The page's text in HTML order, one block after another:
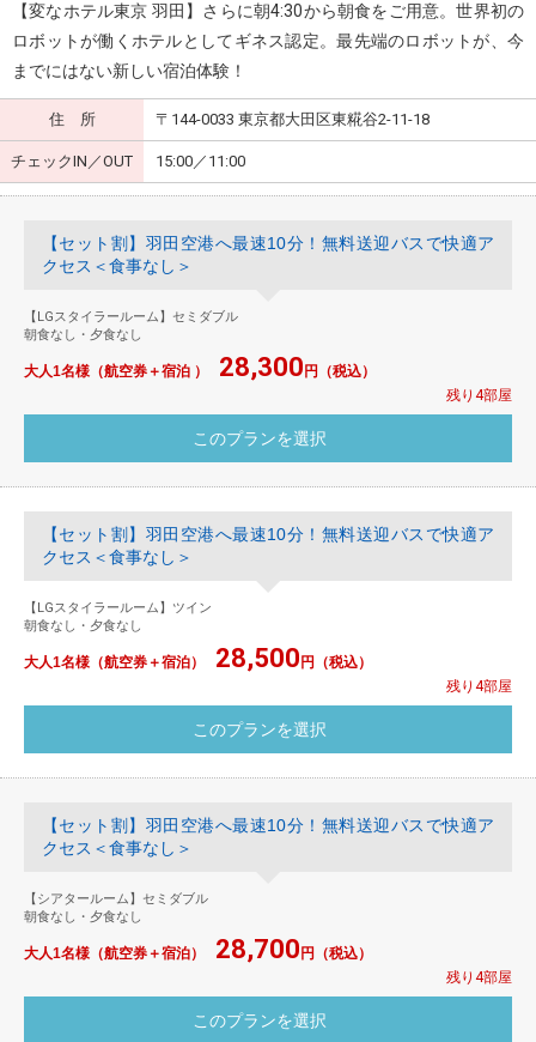
【変なホテル東京 羽田】さらに朝4:30から朝食をご用意。世界初の
ロボットが働くホテルとしてギネス認定。最先端のロボットが、今
までにはない新しい宿泊体験！
住 所 〒144-0033 東京都大田区東糀谷2-11-18
チェックIN／OUT 15:00／11:00
【セット割】羽田空港へ最速10分！無料送迎バスで快適ア
クセス＜食事なし＞
【LGスタイラールーム】セミダブル
朝食なし・夕食なし
大人1名様（航空券＋宿泊 ） 28,300 円（税込）
残り4部屋
【セット割】羽田空港へ最速10分！無料送迎バスで快適ア
クセス＜食事なし＞
【LGスタイラールーム】ツイン
朝食なし・夕食なし
大人1名様（航空券＋宿泊） 28,500 円（税込）
残り4部屋
【セット割】羽田空港へ最速10分！無料送迎バスで快適ア
クセス＜食事なし＞
【シアタールーム】セミダブル
朝食なし・夕食なし
大人1名様（航空券＋宿泊） 28,700 円（税込）
残り4部屋